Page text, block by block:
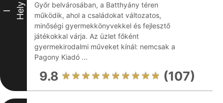
I Hely
Győr belvárosában, a Batthyány téren
működik, ahol a családokat változatos,
minőségi gyermekkönyvekkel és fejlesztő
játékokkal várja. Az üzlet főként
gyermekirodalmi műveket kínál: nemcsak a
Pagony Kiadó ...
9.8 (107)